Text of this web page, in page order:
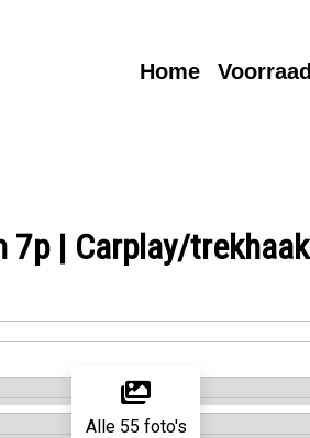
Home Voorraad
7p | Carplay/trekhaak
Alle 55 foto's